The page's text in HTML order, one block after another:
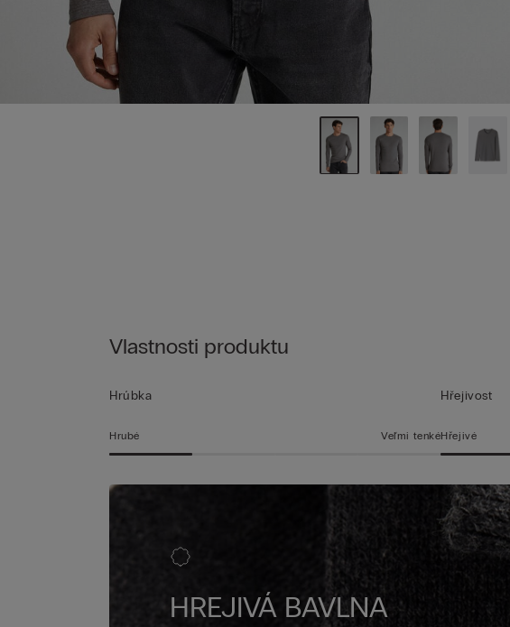
Vlastnosti produktu
Hrúbka
Hrubé Veľmi tenké
Hřejivost
Hřejivé
HREJIVÁ BAVLNA